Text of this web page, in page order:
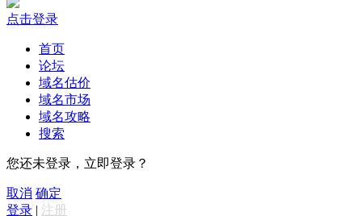
点击登录
首页
论坛
域名估价
域名市场
域名攻略
搜索
您还未登录，立即登录？
取消 确定
登录 | 注册